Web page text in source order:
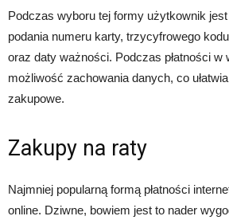
Podczas wyboru tej formy użytkownik
podania numeru karty, trzycyfrowego
oraz daty ważności. Podczas płatności w
możliwość zachowania danych, co
zakupowe.
Zakupy na raty
Najmniej popularną formą płatności
online. Dziwne, bowiem jest to nader